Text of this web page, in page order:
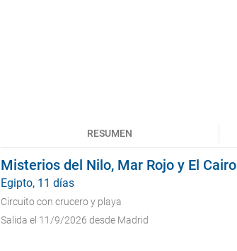
RESUMEN
Misterios del Nilo, Mar Rojo y El Cairo
Egipto, 11 días
Circuito con crucero y playa
Salida el 11/9/2026 desde Madrid